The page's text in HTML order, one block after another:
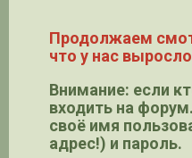
Продолжаем
что у нас
Внимание: если
входить на
своё имя
адрес!) и пароль.